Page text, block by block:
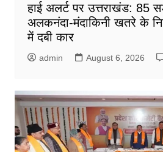
हाई अलर्ट पर उत्तराखंड: 85
अलकनंदा-मंदाकिनी खतरे के
में दबी कार
admin August 6, 2026